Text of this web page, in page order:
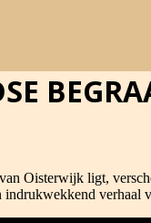
Oisterwijk ligt,
indrukwekkend verhaal